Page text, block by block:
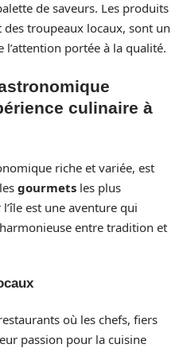
de saveurs. Les produits
troupeaux locaux, sont un
l’attention portée à la qualité.
culinaire à
riche et variée, est
gourmets les plus
est une aventure qui
entre tradition et
où les chefs, fiers
passion pour la cuisine